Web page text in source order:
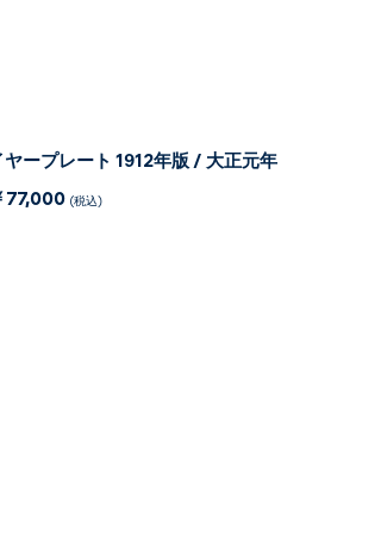
ヤープレート 1912年版 / 大正元年
77,000 (税込)